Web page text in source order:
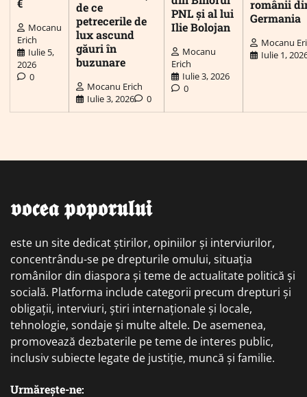
€
Mocanu
Erich
Iulie 5,
2026
0
de ce
petrecerile de
lux ascund
găuri în
buzunare
Mocanu Erich
Iulie 3, 2026
0
PNL și al lui
Ilie Bolojan
Mocanu
Erich
Iulie 3, 2026
0
românii
Germania
Mocanu
Iulie 1,
𝖛𝖔𝖈𝖊𝖆 𝖕𝖔𝖕𝖔𝖗𝖚𝖑𝖚𝖎
este un site dedicat știrilor, opiniilor și interviurilor,
concentrându-se pe drepturile omului, situația
românilor din diaspora și teme de actualitate politică și
socială. Platforma include categorii precum drepturi și
obligații, interviuri, știri internaționale și locale,
tehnologie, sondaje și multe altele. De asemenea,
promovează dezbaterile pe teme de interes public,
inclusiv subiecte legate de justiție, muncă și familie.
Urmărește-ne: